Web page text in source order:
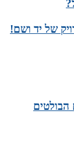
של יד ושם!
הבולטים